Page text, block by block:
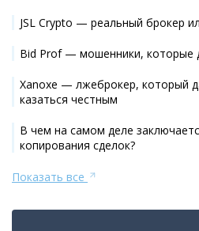
JSL Crypto — реальный брокер
Bid Prof — мошенники, которые
Xanoxe — лжеброкер, который
казаться честным
В чем на самом деле
копирования сделок?
Показать все